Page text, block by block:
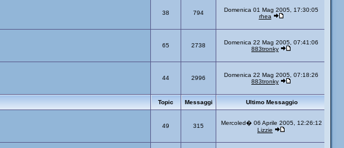
38 794
Domenica 01 Mag 2005, 17:30:05
rhea
65 2738
Domenica 22 Mag 2005, 07:41:06
883tronky
44 2996
Domenica 22 Mag 2005, 07:18:26
883tronky
Topic Messaggi Ultimo Messaggio
49 315
Mercoled� 06 Aprile 2005, 12:26:12
Lizzie